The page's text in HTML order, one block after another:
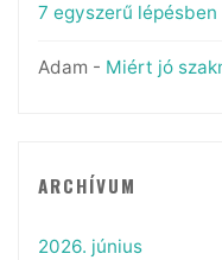
7 egyszerű lépésben
Adam - Miért jó
ARCHÍVUM
2026. június